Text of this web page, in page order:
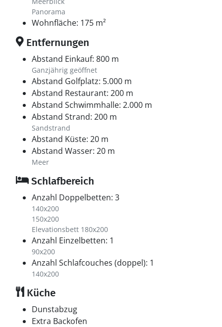
Panorama
Wohnfläche: 175 m²
Entfernungen
Abstand Einkauf: 800 m
Ganzjährig geöffnet
Abstand Golfplatz: 5.000 m
Abstand Restaurant: 200 m
Abstand Schwimmhalle: 2.000 m
Abstand Strand: 200 m
Sandstrand
Abstand Küste: 20 m
Abstand Wasser: 20 m
Meer
Schlafbereich
Anzahl Doppelbetten: 3
140x200
150x200
Elevationsbett 180x200
Anzahl Einzelbetten: 1
90x200
Anzahl Schlafcouches (doppel): 1
140x200
Küche
Dunstabzug
Extra Backofen